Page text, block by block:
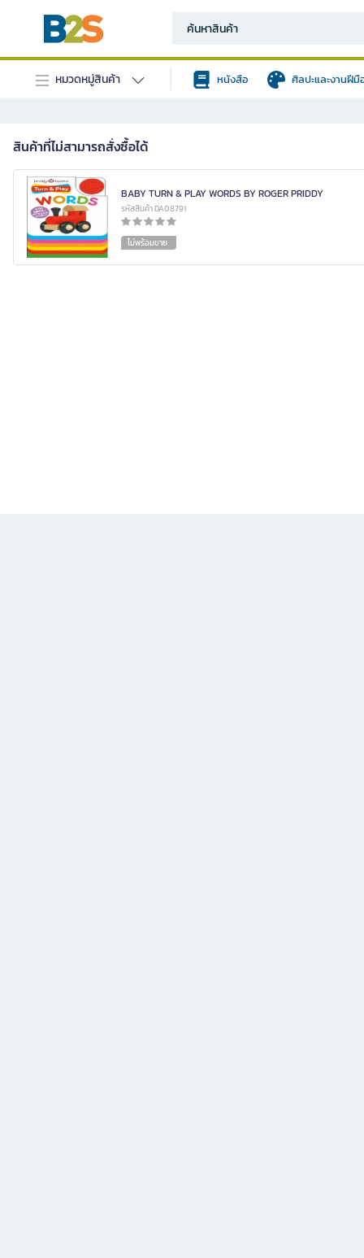
หมวดหมู่สินค้า หนังสือ ศิลปะและงานฝีมื
สินค้าที่ไม่สามารถสั่งซื้อได้
BABY TURN & PLAY WORDS BY ROGER PRIDDY
รหัสสินค้า DA08791
ไม่พร้อมขาย